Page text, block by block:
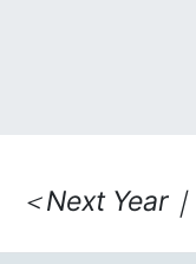
＜Next Year｜